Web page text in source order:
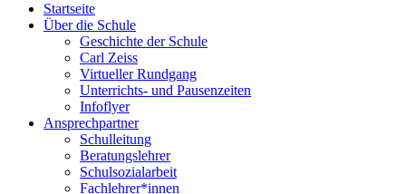
Startseite
Über die Schule
Geschichte der Schule
Carl Zeiss
Virtueller Rundgang
Unterrichts- und Pausenzeiten
Infoflyer
Ansprechpartner
Schulleitung
Beratungslehrer
Schulsozialarbeit
Fachlehrer*innen